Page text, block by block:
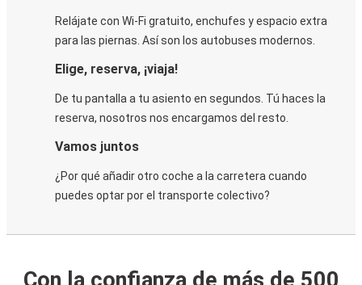
Relájate con Wi-Fi gratuito, enchufes y espacio extra
para las piernas. Así son los autobuses modernos.
Elige, reserva, ¡viaja!
De tu pantalla a tu asiento en segundos. Tú haces la
reserva, nosotros nos encargamos del resto.
Vamos juntos
¿Por qué añadir otro coche a la carretera cuando
puedes optar por el transporte colectivo?